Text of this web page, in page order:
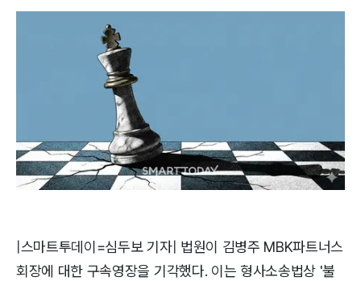
|스마트투데이=심두보 기자| 법원이 김병주 MBK파트너스
회장에 대한 구속영장을 기각했다. 이는 형사소송법상 '불